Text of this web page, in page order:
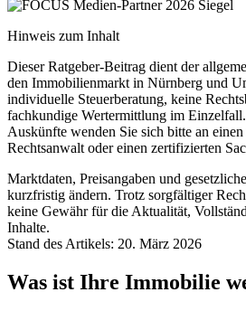
Hinweis zum Inhalt
Dieser Ratgeber-Beitrag dient der
den Immobilienmarkt in Nürnberg und
individuelle Steuerberatung, keine
fachkundige Wertermittlung im
Auskünfte wenden Sie sich bitte an einen
Rechtsanwalt oder einen zertifizierten
Marktdaten, Preisangaben und
kurzfristig ändern. Trotz sorgfältiger
keine Gewähr für die Aktualität,
Inhalte.
Stand des Artikels: 20. März 2026
Was ist Ihre Immobilie